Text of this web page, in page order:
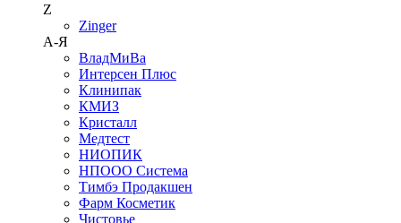
Z
Zinger
А-Я
ВладМиВа
Интерсен Плюс
Клинипак
КМИЗ
Кристалл
Медтест
НИОПИК
НПООО Система
Тимбэ Продакшен
Фарм Косметик
Чистовье